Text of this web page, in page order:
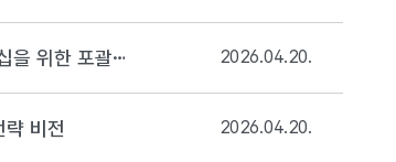
4/20(월) 한-인도 공동성명, 대한민국-인도 조선·해운·해양물류 분야 파트너십을 위한 포괄적 프레임워크 2026.04.20.
비전 2026.04.20.